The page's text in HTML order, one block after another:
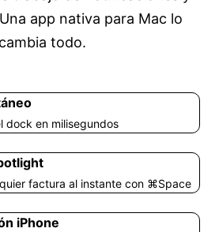
app nativa para Mac lo
cambia todo.
dock en milisegundos
factura al instante con ⌘Space
iPhone